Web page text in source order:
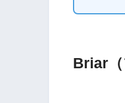
Briar